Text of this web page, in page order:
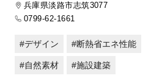
兵庫県淡路市志筑3077
0799-62-1661
デザイン 断熱省エネ性能
自然素材 施設建築